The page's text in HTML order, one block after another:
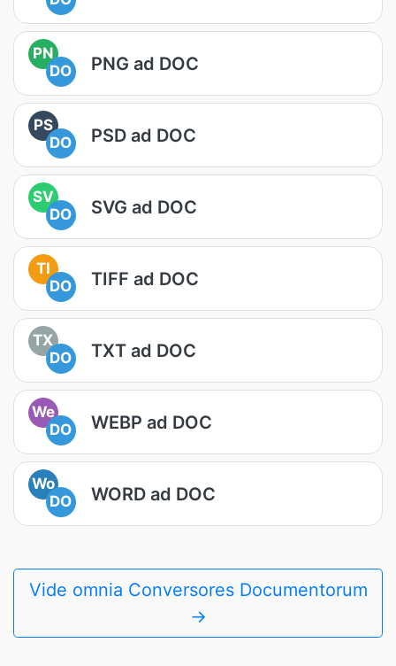
PN
DO
PNG ad DOC
PS
DO
PSD ad DOC
SV
DO
SVG ad DOC
TI
DO
TIFF ad DOC
TX
DO
TXT ad DOC
We
DO
WEBP ad DOC
Wo
DO
WORD ad DOC
Vide omnia Conversores Documentorum
→